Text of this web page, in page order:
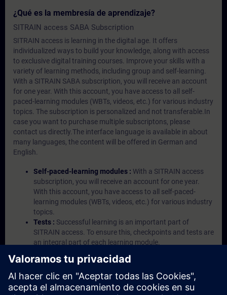
¿Qué es la membresía de aprendizaje?
SITRAIN access SABA Subscription
SITRAIN access is learning in the digital age. It offers
individualized ways to build your knowledge, along with access
to exclusive digital training courses. Improve your skills with a
variety of learning methods, including group and self-learning.
With a SITRAIN SABA subscription, you will receive an account
for one year. With this account, you have access to all self-
paced-learning modules (WBTs, videos, etc.) for various industry
topics. The subscription is personalized and not transferable.In
case you want to purchase multiple subscriptons, please
contact us directly.The interface language is available in about
many languages, the content will be offered in German and
English.
Self-paced-learning modules : With a SITRAIN access
subscription, you will receive an account for one year.
With this account, you have access to all self-paced-
learning modules (WBTs, videos, etc.) for various industry
topics.
Tests : Successful learning is an important part of
SITRAIN access. To ensure this, checkpoints and tests are
an integral part of each learning module.
based environment with pre-installed software ( TIA
Portal etc.) In your first SITRAIN access subscription two
(2) hours for VE Lab are included.
Expert Talks :In regular webinars, you will receive first-